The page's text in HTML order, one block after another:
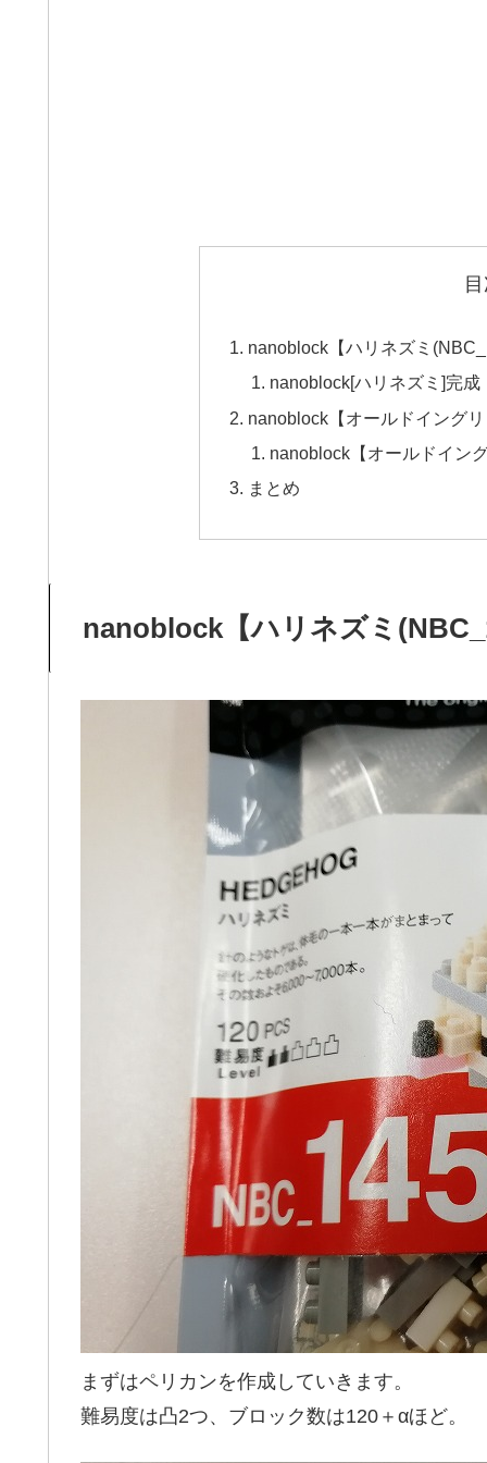
nanoblock【ハリネズミ
nanoblock[ハリネズミ]完成
nanoblock【オールドイング
nanoblock【オールドイン
まとめ
nanoblock【ハリネズミ
まずはペリカンを作成していきます。
難易度は凸2つ、ブロック数は120＋αほど。